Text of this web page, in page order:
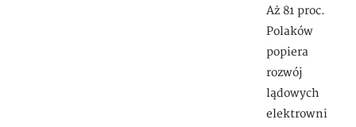
Aż 81 proc.
Polaków
popiera
rozwój
lądowych
elektrowni